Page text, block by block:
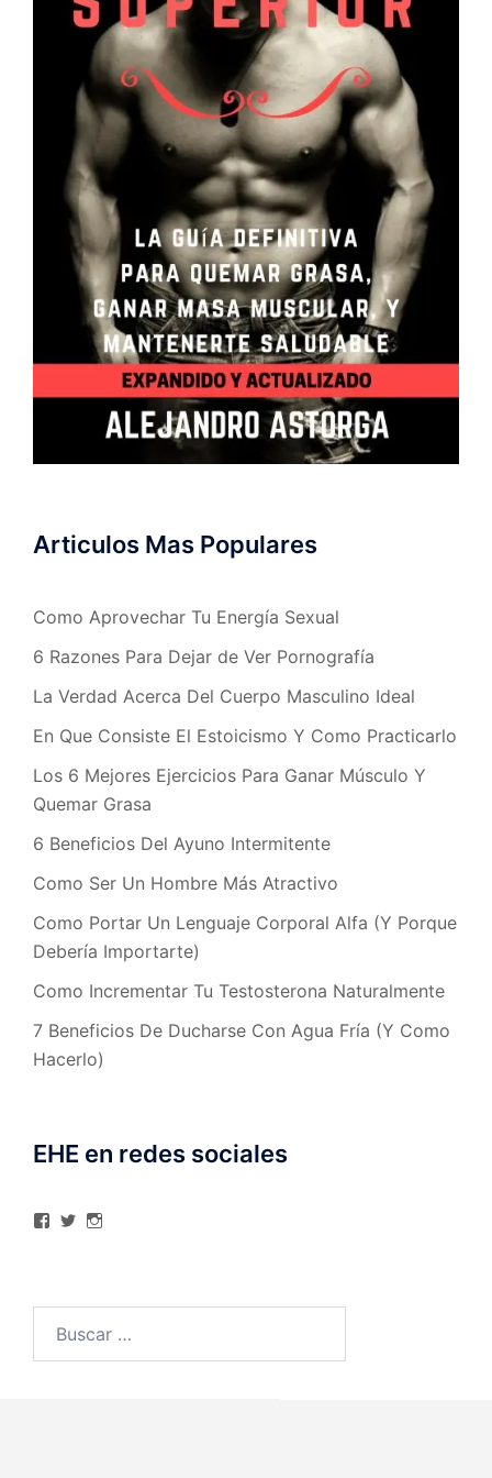
Articulos Mas Populares
Como Aprovechar Tu Energía Sexual
6 Razones Para Dejar de Ver Pornografía
La Verdad Acerca Del Cuerpo Masculino Ideal
En Que Consiste El Estoicismo Y Como Practicarlo
Los 6 Mejores Ejercicios Para Ganar Músculo Y
Quemar Grasa
6 Beneficios Del Ayuno Intermitente
Como Ser Un Hombre Más Atractivo
Como Portar Un Lenguaje Corporal Alfa (Y Porque
Debería Importarte)
Como Incrementar Tu Testosterona Naturalmente
7 Beneficios De Ducharse Con Agua Fría (Y Como
Hacerlo)
EHE en redes sociales
Ver
Facebook
Ver
TwitterInstagram